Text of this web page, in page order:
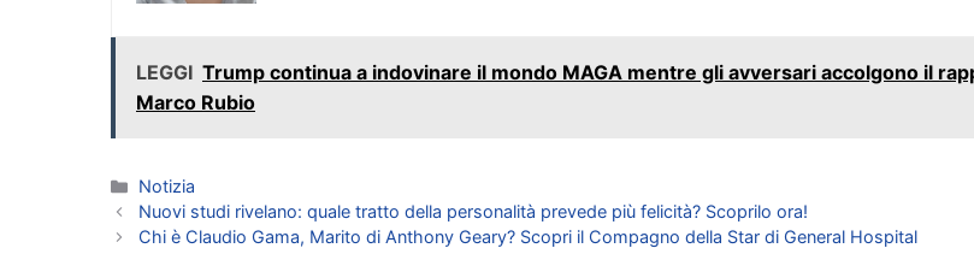
LEGGI Trump continua a indovinare il mondo MAGA mentre gli avversari accolgono il
Marco Rubio
Categorie
Notizia
Nuovi studi rivelano: quale tratto della personalità prevede più felicità? Scoprilo ora!
Chi è Claudio Gama, Marito di Anthony Geary? Scopri il Compagno della Star di General Hospital